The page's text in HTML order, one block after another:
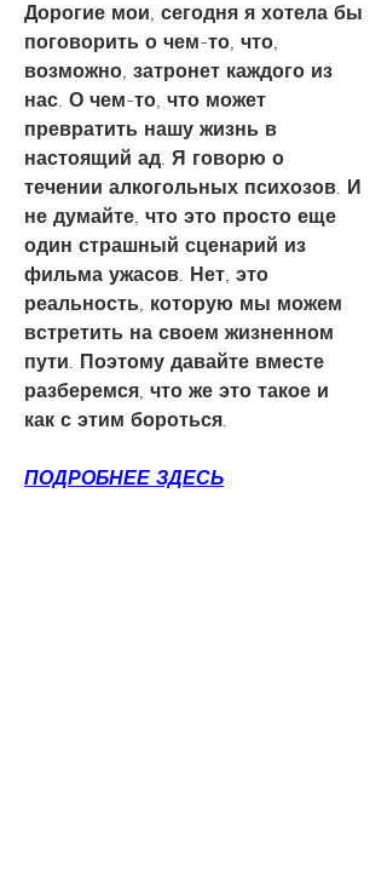
Дорогие мои, сегодня я хотела бы
поговорить о чем-то, что,
возможно, затронет каждого из
нас. О чем-то, что может
превратить нашу жизнь в
настоящий ад. Я говорю о
течении алкогольных психозов. И
не думайте, что это просто еще
один страшный сценарий из
фильма ужасов. Нет, это
реальность, которую мы можем
встретить на своем жизненном
пути. Поэтому давайте вместе
разберемся, что же это такое и
как с этим бороться.
ПОДРОБНЕЕ ЗДЕСЬ